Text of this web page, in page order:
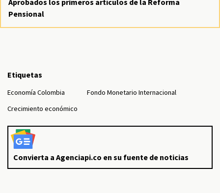
Aprobados los primeros artículos de la Reforma
Pensional
Etiquetas
Economía Colombia
Fondo Monetario Internacional
Crecimiento económico
Convierta a Agenciapi.co en su fuente de noticias